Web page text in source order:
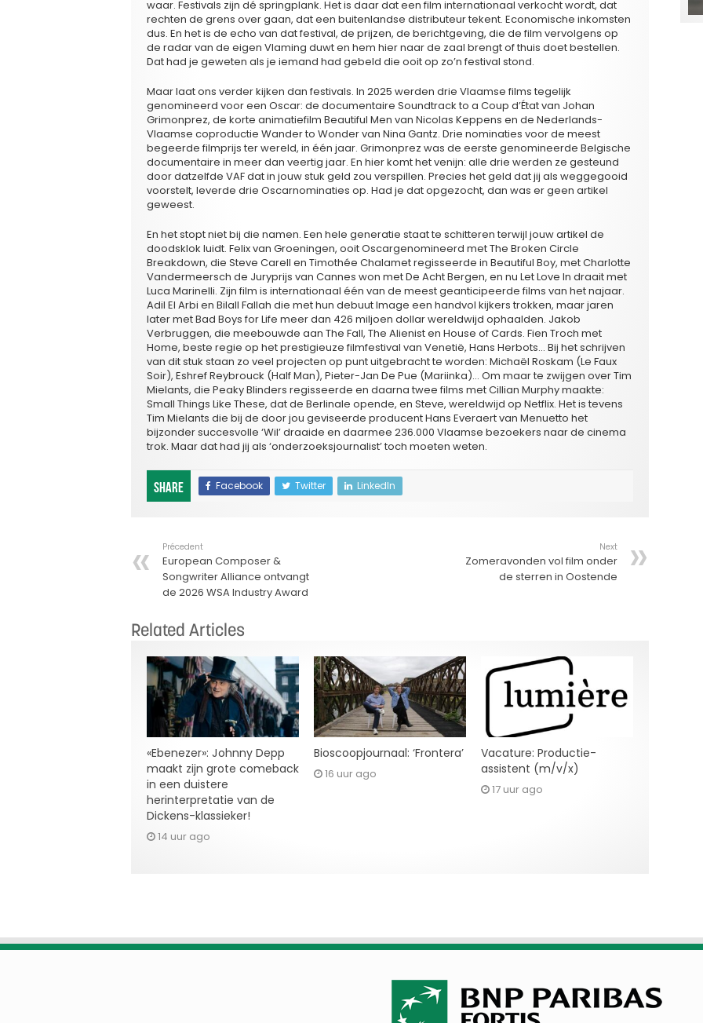
waar. Festivals zijn dé springplank. Het is daar dat een film internationaal verkocht wordt, dat
rechten de grens over gaan, dat een buitenlandse distributeur tekent. Economische inkomsten
dus. En het is de echo van dat festival, de prijzen, de berichtgeving, die de film vervolgens op
de radar van de eigen Vlaming duwt en hem hier naar de zaal brengt of thuis doet bestellen.
Dat had je geweten als je iemand had gebeld die ooit op zo’n festival stond.
Maar laat ons verder kijken dan festivals. In 2025 werden drie Vlaamse films tegelijk
genomineerd voor een Oscar: de documentaire Soundtrack to a Coup d’État van Johan
Grimonprez, de korte animatiefilm Beautiful Men van Nicolas Keppens en de Nederlands-
Vlaamse coproductie Wander to Wonder van Nina Gantz. Drie nominaties voor de meest
begeerde filmprijs ter wereld, in één jaar. Grimonprez was de eerste genomineerde Belgische
documentaire in meer dan veertig jaar. En hier komt het venijn: alle drie werden ze gesteund
door datzelfde VAF dat in jouw stuk geld zou verspillen. Precies het geld dat jij als weggegooid
voorstelt, leverde drie Oscarnominaties op. Had je dat opgezocht, dan was er geen artikel
geweest.
En het stopt niet bij die namen. Een hele generatie staat te schitteren terwijl jouw artikel de
doodsklok luidt. Felix van Groeningen, ooit Oscargenomineerd met The Broken Circle
Breakdown, die Steve Carell en Timothée Chalamet regisseerde in Beautiful Boy, met Charlotte
Vandermeersch de Juryprijs van Cannes won met De Acht Bergen, en nu Let Love In draait met
Luca Marinelli. Zijn film is internationaal één van de meest geanticipeerde films van het najaar.
Adil El Arbi en Bilall Fallah die met hun debuut Image een handvol kijkers trokken, maar jaren
later met Bad Boys for Life meer dan 426 miljoen dollar wereldwijd ophaalden. Jakob
Verbruggen, die meebouwde aan The Fall, The Alienist en House of Cards. Fien Troch met
Home, beste regie op het prestigieuze filmfestival van Venetië, Hans Herbots… Bij het schrijven
van dit stuk staan zo veel projecten op punt uitgebracht te worden: Michaël Roskam (Le Faux
Soir), Eshref Reybrouck (Half Man), Pieter-Jan De Pue (Mariinka)… Om maar te zwijgen over Tim
Mielants, die Peaky Blinders regisseerde en daarna twee films met Cillian Murphy maakte:
Small Things Like These, dat de Berlinale opende, en Steve, wereldwijd op Netflix. Het is tevens
Tim Mielants die bij de door jou geviseerde producent Hans Everaert van Menuetto het
bijzonder succesvolle ‘Wil’ draaide en daarmee 236.000 Vlaamse bezoekers naar de cinema
trok. Maar dat had jij als ‘onderzoeksjournalist’ toch moeten weten.
Share Facebook Twitter LinkedIn
Précedent
European Composer &
Songwriter Alliance ontvangt
de 2026 WSA Industry Award
Next
Zomeravonden vol film onder
de sterren in Oostende
Related Articles
«Ebenezer»: Johnny Depp
maakt zijn grote comeback
in een duistere
herinterpretatie van de
Dickens-klassieker!
14 uur ago
Bioscoopjournaal: ‘Frontera’
16 uur ago
Vacature: Productie-
assistent (m/v/x)
17 uur ago